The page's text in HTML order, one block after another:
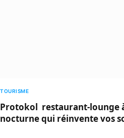
TOURISME
Protokol restaurant-lounge
nocturne qui réinvente vos